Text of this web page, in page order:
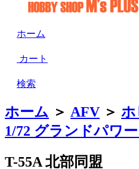
ホーム
カート
検索
ホーム ＞ AFV ＞ ホ
1/72 グランドパワ
T-55A 北部同盟